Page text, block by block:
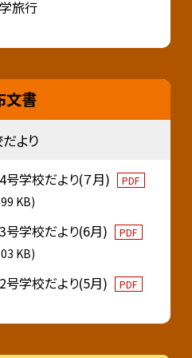
旅行
文書
より
号学校だより(７月) PDF
KB)
号学校だより(6月) PDF
KB)
号学校だより(5月) PDF